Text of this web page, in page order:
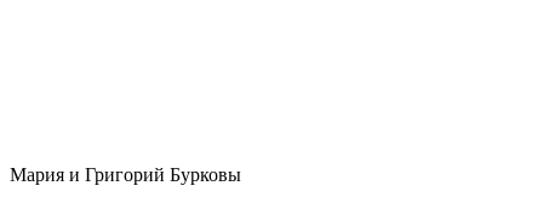
Мария и Григорий Бурковы